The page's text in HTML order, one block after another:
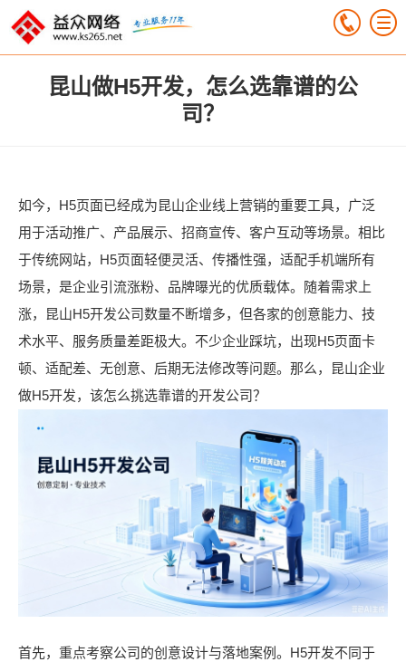
昆山做H5开发，怎么选靠谱的公
司？
如今，H5页面已经成为昆山企业线上营销的重要工具，广泛
用于活动推广、产品展示、招商宣传、客户互动等场景。相比
于传统网站，H5页面轻便灵活、传播性强，适配手机端所有
场景，是企业引流涨粉、品牌曝光的优质载体。随着需求上
涨，昆山H5开发公司数量不断增多，但各家的创意能力、技
术水平、服务质量差距极大。不少企业踩坑，出现H5页面卡
顿、适配差、无创意、后期无法修改等问题。那么，昆山企业
做H5开发，该怎么挑选靠谱的开发公司？
首先，重点考察公司的创意设计与落地案例。H5开发不同于